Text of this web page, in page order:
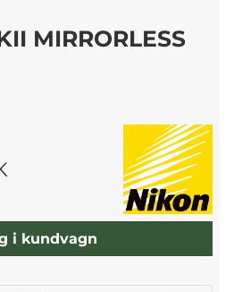
MIRRORLESS
i kundvagn